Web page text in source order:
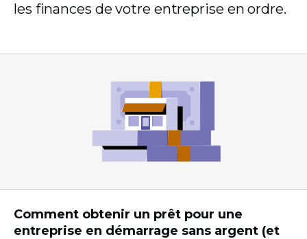
les finances de votre entreprise en ordre.
Comment obtenir un prêt pour une
entreprise en démarrage sans argent (et